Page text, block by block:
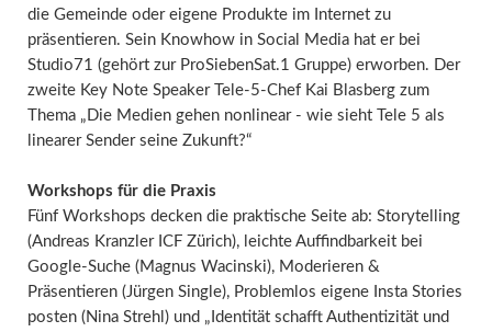
die Gemeinde oder eigene Produkte im Internet zu
präsentieren. Sein Knowhow in Social Media hat er bei
Studio71 (gehört zur ProSiebenSat.1 Gruppe) erworben. Der
zweite Key Note Speaker Tele-5-Chef Kai Blasberg zum
Thema „Die Medien gehen nonlinear - wie sieht Tele 5 als
linearer Sender seine Zukunft?“
Workshops für die Praxis
Fünf Workshops decken die praktische Seite ab: Storytelling
(Andreas Kranzler ICF Zürich), leichte Auffindbarkeit bei
Google-Suche (Magnus Wacinski), Moderieren &
Präsentieren (Jürgen Single), Problemlos eigene Insta Stories
posten (Nina Strehl) und „Identität schafft Authentizität und